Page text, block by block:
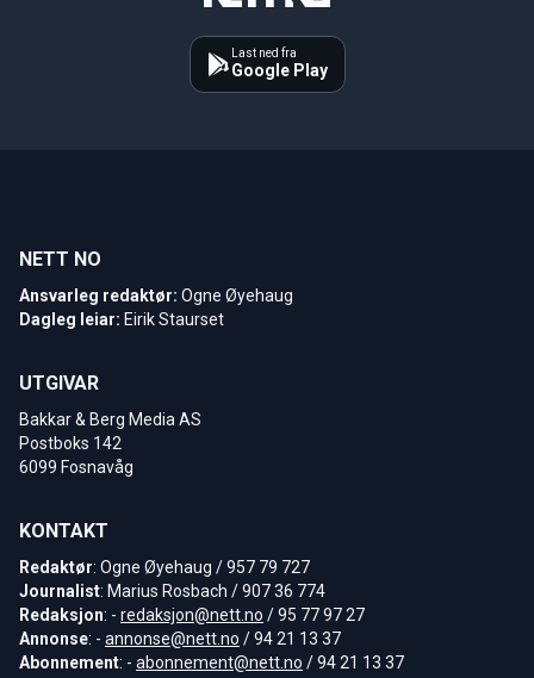
Last ned fra
Google Play
NETT NO
Ansvarleg redaktør: Ogne Øyehaug
Dagleg leiar: Eirik Staurset
UTGIVAR
Bakkar & Berg Media AS
Postboks 142
6099 Fosnavåg
KONTAKT
Redaktør: Ogne Øyehaug / 957 79 727
Journalist: Marius Rosbach / 907 36 774
Redaksjon: - redaksjon@nett.no / 95 77 97 27
Annonse: - annonse@nett.no / 94 21 13 37
Abonnement: - abonnement@nett.no / 94 21 13 37